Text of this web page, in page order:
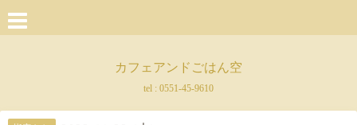
カフェアンドごはん空
tel : 0551-45-9610